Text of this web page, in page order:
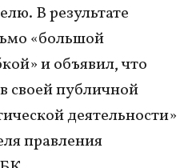
В результате
«большой
и объявил, что
своей публичной
деятельности»
правления